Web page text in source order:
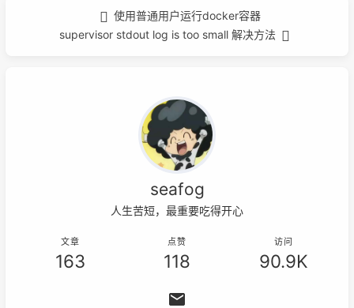
使用普通用户运行docker容器
supervisor stdout log is too small 解决方法
seafog
人生苦短，最重要吃得开心
文章
163
点赞
118
访问
90.9K